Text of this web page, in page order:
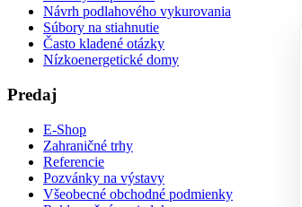
Návrh podlahového vykurovania
Súbory na stiahnutie
Často kladené otázky
Nízkoenergetické domy
Predaj
E-Shop
Zahraničné trhy
Referencie
Pozvánky na výstavy
Všeobecné obchodné podmienky